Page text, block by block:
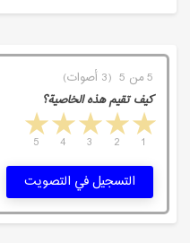
5 من 5 (3 أصوات)
كيف تقيم هذه الخاصية؟
4 stars 3 stars 2 stars 1 star
5 4 3 2 1
التسجيل في التصويت